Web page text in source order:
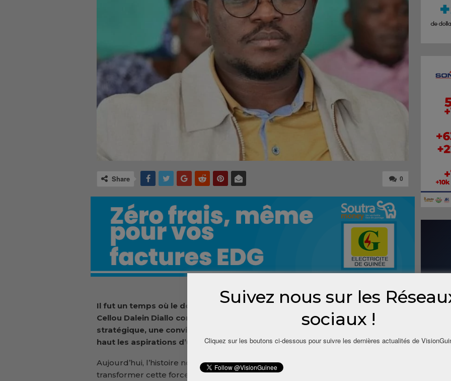
0
Share
Il fut un temps où le doyen Bah Mamadou, visionnaire et bâtisseur, désignait
Cellou Dalein Diallo comme l’homme du changement pour l’UFDG. Un choix
stratégique, une conviction profonde : Cellou était celui qui pouvait porter
haut les aspirations d’un peuple en quête de renouveau.
Aujourd’hui, l’histoire nous interpelle. Massifier un parti est une prouesse, mais
transformer cette force en victoire est une nécessité. Le mentor a tracé la voie,
Suivez nous sur les
sociaux !
Cliquez sur les boutons ci-dessous pour suivre les dernières actualités de